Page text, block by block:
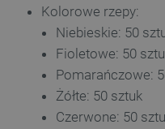
Kolorowe rzepy:
Niebieskie: 50
Fioletowe: 50
Pomarańczowe:
Żółte: 50 sztuk
Czerwone: 50